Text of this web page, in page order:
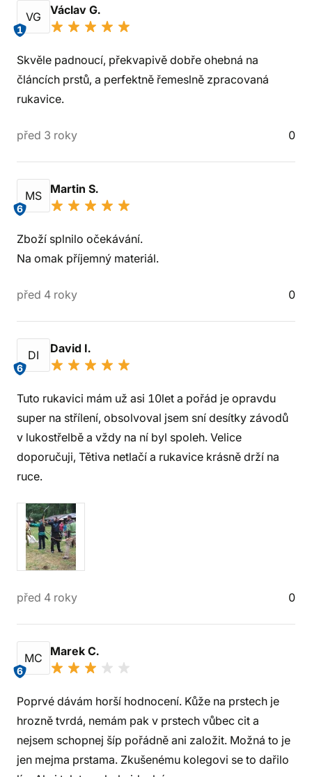
VG
1
Václav G.
Skvěle padnoucí, překvapivě dobře ohebná na
článcích prstů, a perfektně řemeslně zpracovaná
rukavice.
před 3 roky 0
MS
6
Martin S.
Zboží splnilo očekávání.
Na omak příjemný materiál.
před 4 roky 0
DI
6
David I.
Tuto rukavici mám už asi 10let a pořád je opravdu
super na střílení, obsolvoval jsem sní desítky závodů
v lukostřelbě a vždy na ní byl spoleh. Velice
doporučuji, Tětiva netlačí a rukavice krásně drží na
ruce.
před 4 roky 0
MC
6
Marek C.
Poprvé dávám horší hodnocení. Kůže na prstech je
hrozně tvrdá, nemám pak v prstech vůbec cit a
nejsem schopnej šíp pořádně ani založit. Možná to je
jen mejma prstama. Zkušenému kolegovi se to dařilo